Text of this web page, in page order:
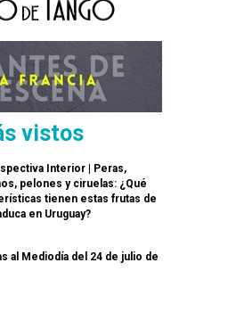
vistos
Interior | Peras,
pelones y ciruelas: ¿Qué
tienen estas frutas de
en Uruguay?
al Mediodía del 24 de julio de